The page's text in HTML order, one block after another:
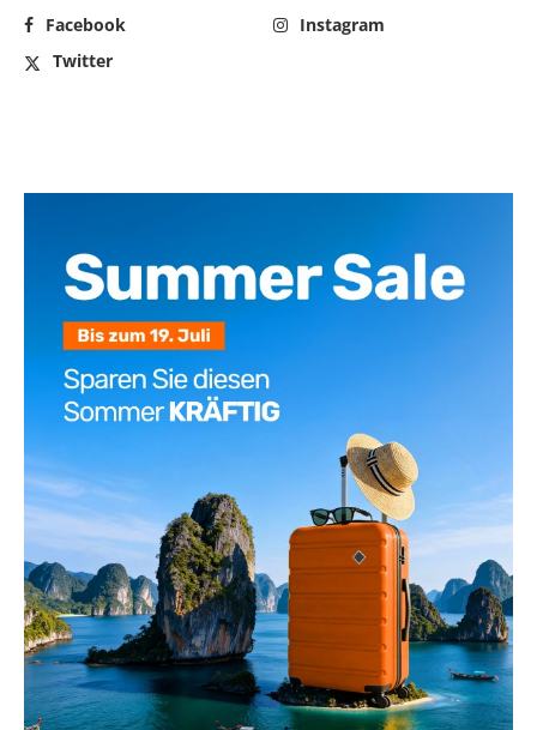
Facebook
Instagram
Twitter